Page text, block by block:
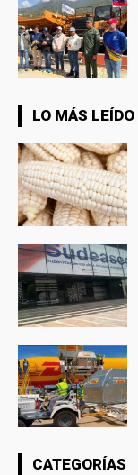
LO MÁS LEÍDO
CATEGORÍAS